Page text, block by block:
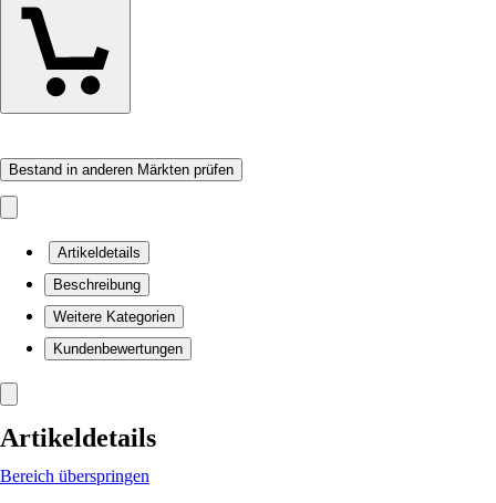
Bestand in anderen Märkten prüfen
Artikeldetails
Beschreibung
Weitere Kategorien
Kundenbewertungen
Artikeldetails
Bereich überspringen